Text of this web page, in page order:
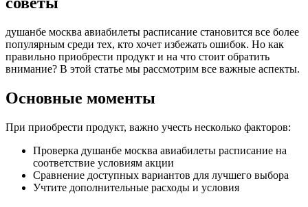
душанбе москва авиабилеты расписание становится все более
популярным среди тех, кто хочет избежать ошибок. Но как
правильно приобрести продукт и на что стоит обратить
внимание? В этой статье мы рассмотрим все важные аспекты.
Основные моменты
При приобрести продукт, важно учесть несколько факторов:
Проверка душанбе москва авиабилеты расписание на
соответствие условиям акции
Сравнение доступных вариантов для лучшего выбора
Учтите дополнительные расходы и условия